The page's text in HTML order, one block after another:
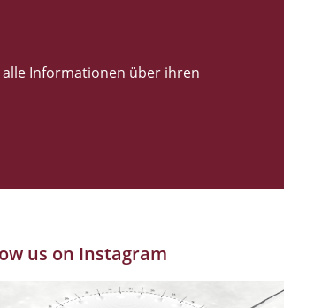
Informationen über ihren
us on Instagram